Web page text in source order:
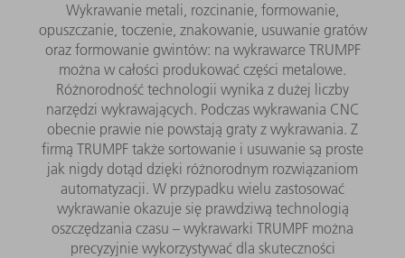
Wykrawanie metali, rozcinanie, formowanie,
opuszczanie, toczenie, znakowanie, usuwanie gratów
oraz formowanie gwintów: na wykrawarce TRUMPF
można w całości produkować części metalowe.
Różnorodność technologii wynika z dużej liczby
narzędzi wykrawających. Podczas wykrawania CNC
obecnie prawie nie powstają graty z wykrawania. Z
firmą TRUMPF także sortowanie i usuwanie są proste
jak nigdy dotąd dzięki różnorodnym rozwiązaniom
automatyzacji. W przypadku wielu zastosować
wykrawanie okazuje się prawdziwą technologią
oszczędzania czasu – wykrawarki TRUMPF można
precyzyjnie wykorzystywać dla skuteczności